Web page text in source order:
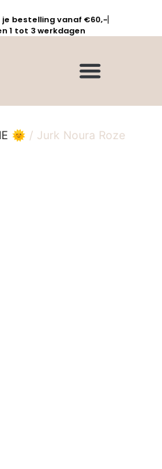
bestelling vanaf €60,-
1 tot 3 werkdagen
🌞 / Jurk Noura Roze